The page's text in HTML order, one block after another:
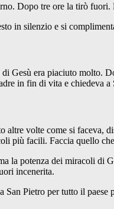
Dopo tre ore la tirò fuori.
in silenzio e si
Gesù era piaciuto molto.
in fin di vita e chiedeva
altre volte come si faceva,
più facili. Faccia quello
la potenza dei miracoli di
incenerita.
Pietro per tutto il paese